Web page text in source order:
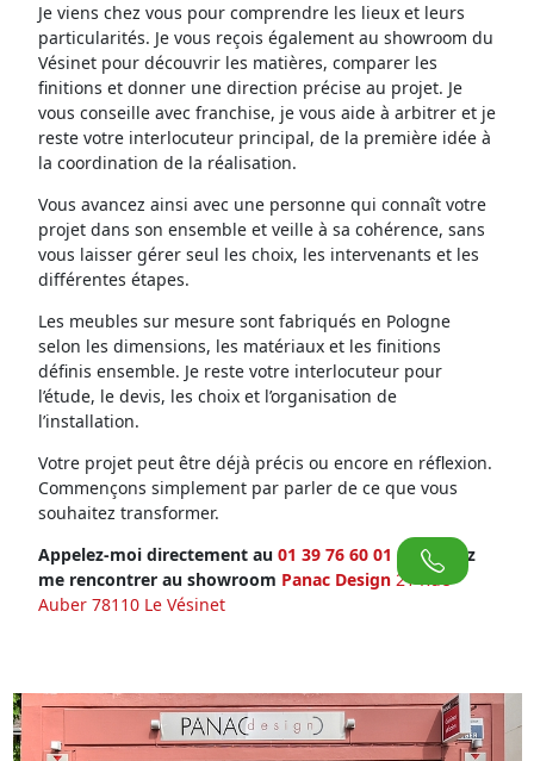
Je viens chez vous pour comprendre les lieux et leurs
particularités. Je vous reçois également au showroom du
Vésinet pour découvrir les matières, comparer les
finitions et donner une direction précise au projet. Je
vous conseille avec franchise, je vous aide à arbitrer et je
reste votre interlocuteur principal, de la première idée à
la coordination de la réalisation.
Vous avancez ainsi avec une personne qui connaît votre
projet dans son ensemble et veille à sa cohérence, sans
vous laisser gérer seul les choix, les intervenants et les
différentes étapes.
Les meubles sur mesure sont fabriqués en Pologne
selon les dimensions, les matériaux et les finitions
définis ensemble. Je reste votre interlocuteur pour
l’étude, le devis, les choix et l’organisation de
l’installation.
Votre projet peut être déjà précis ou encore en réflexion.
Commençons simplement par parler de ce que vous
souhaitez transformer.
Appelez-moi directement au 01 39 76 60 01 ou venez
me rencontrer au showroom Panac Design 21 Rue
Auber 78110 Le Vésinet